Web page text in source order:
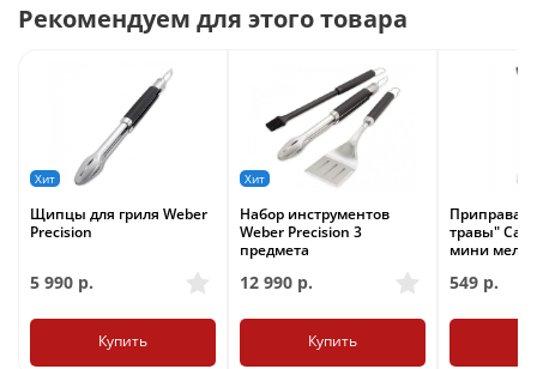
Рекомендуем для этого товара
Хит
Щипцы для гриля Weber
Precision
5 990 р.
Купить
Хит
Набор инструментов
Weber Precision 3
предмета
12 990 р.
Купить
Приправа
травы"
мини
549 р.